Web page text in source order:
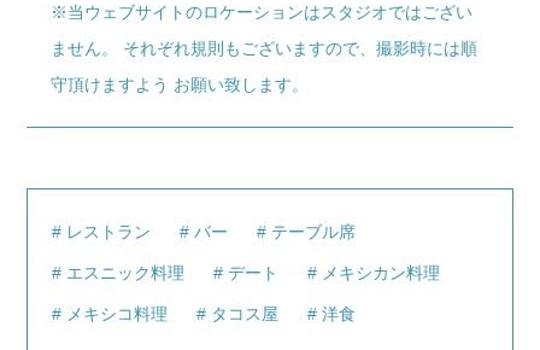
※当ウェブサイトのロケーションはスタジオではござい
ません。 それぞれ規則もございますので、撮影時には順
守頂けますよう お願い致します。
レストラン バー テーブル席
エスニック料理 デート メキシカン料理
メキシコ料理 タコス屋 洋食